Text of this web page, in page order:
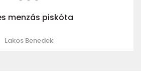
menzás piskóta
Lakos Benedek